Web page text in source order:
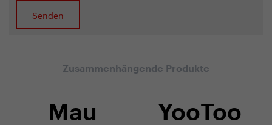
Zusammenhängende Produkte
Mau YooToo